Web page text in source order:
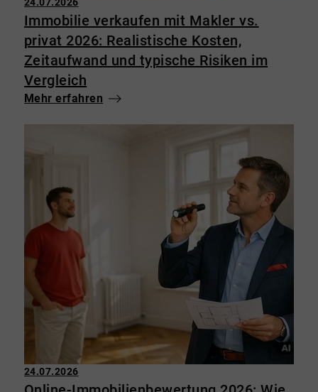
24.07.2026
Immobilie verkaufen mit Makler vs.
privat 2026: Realistische Kosten,
Zeitaufwand und typische Risiken im
Vergleich
Mehr erfahren
24.07.2026